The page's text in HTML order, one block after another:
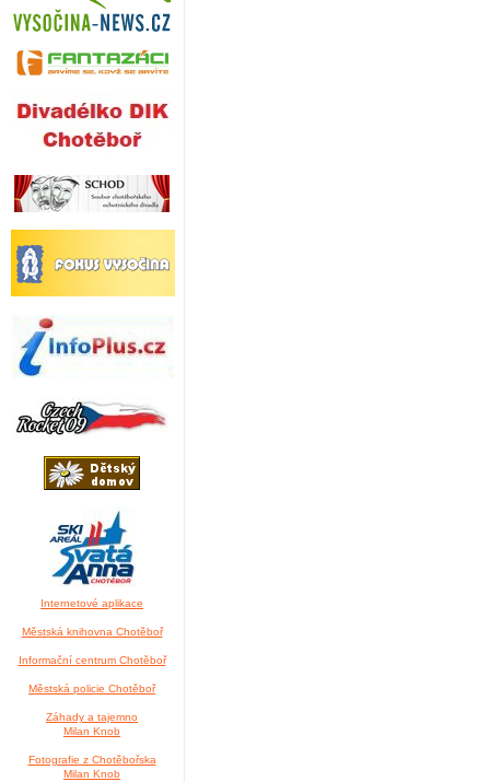
Internetové aplikace
Městská knihovna Chotěboř
Informační centrum Chotěboř
Městská policie Chotěboř
Záhady a tajemno
Milan Knob
Fotografie z Chotěbořska
Milan Knob